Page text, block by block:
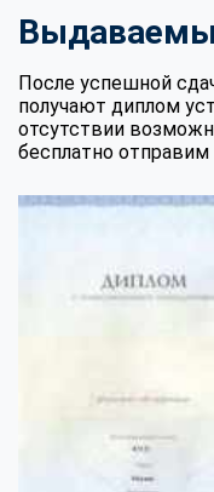
После успешной
получают диплом
отсутствии
бесплатно